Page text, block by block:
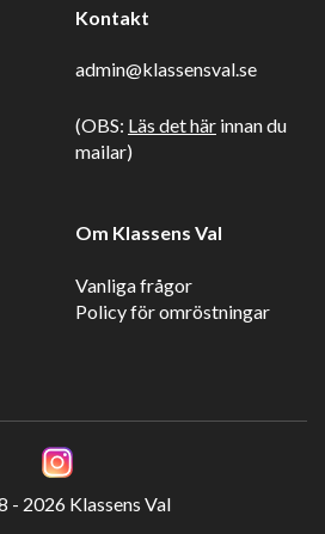
Kontakt
admin@klassensval.se
(OBS: Läs det här innan du
mailar)
Om Klassens Val
Vanliga frågor
Policy för omröstningar
- 2026 Klassens Val